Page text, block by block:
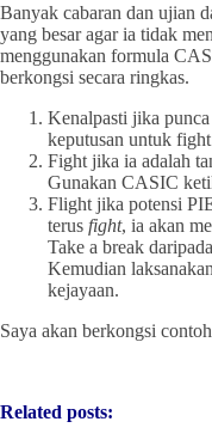
Banyak cabaran dan ujian
yang besar agar ia tidak
menggunakan formula
berkongsi secara ringkas.
Kenalpasti jika
keputusan untuk
Fight jika ia adalah
Gunakan CASIC
Flight jika potensi
terus fight, ia akan
Take a break
Kemudian
kejayaan.
Saya akan berkongsi
Related posts: